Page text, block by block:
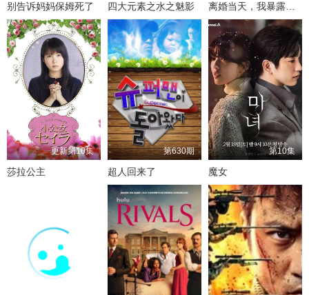
别告诉妈妈保姆死了 四大元素之水之魅影 离婚当天，我暴露了天师身份
更新第10集
莎拉公主
第630期
超人回来了
第10集
魔女